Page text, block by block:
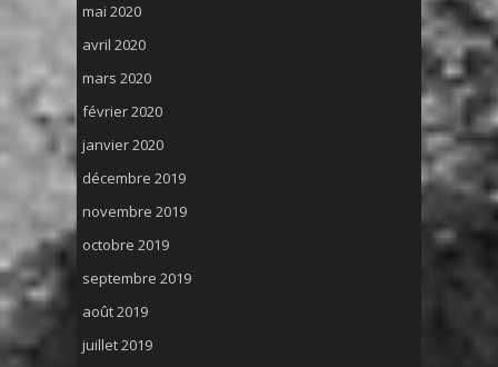
mai 2020
avril 2020
mars 2020
février 2020
janvier 2020
décembre 2019
novembre 2019
octobre 2019
septembre 2019
août 2019
juillet 2019